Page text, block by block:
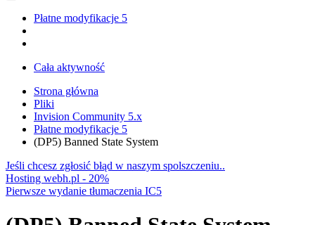
Płatne modyfikacje 5
Cała aktywność
Strona główna
Pliki
Invision Community 5.x
Płatne modyfikacje 5
(DP5) Banned State System
Jeśli chcesz zgłosić błąd w naszym spolszczeniu..
Hosting webh.pl - 20%
Pierwsze wydanie tłumaczenia IC5